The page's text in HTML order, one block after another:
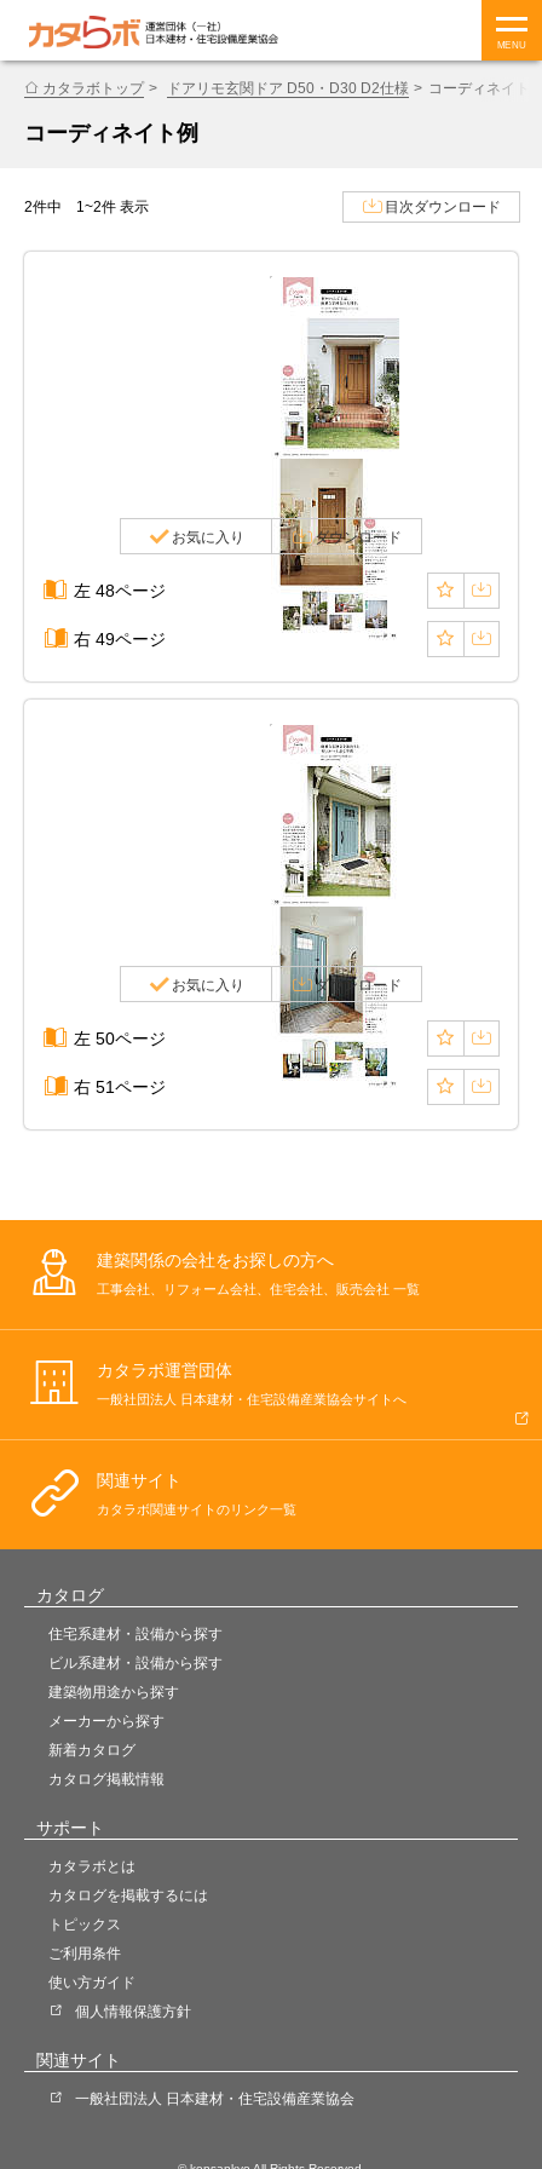
MENU
カタラボトップ ドアリモ玄関ドア D50・D30 D2仕様 コーディネイト
コーディネイト例
2件中 1~2件 表示 目次ダウンロード
お気に入り ダウンロード
左 48ページ
右 49ページ
お気に入り ダウンロード
左 50ページ
右 51ページ
建築関係の会社をお探しの方へ
工事会社、リフォーム会社、住宅会社、販売会社 一覧
カタラボ運営団体
一般社団法人 日本建材・住宅設備産業協会サイトへ
関連サイト
カタラボ関連サイトのリンク一覧
カタログ
住宅系建材・設備から探す
ビル系建材・設備から探す
建築物用途から探す
メーカーから探す
新着カタログ
カタログ掲載情報
サポート
カタラボとは
カタログを掲載するには
トピックス
ご利用条件
使い方ガイド
個人情報保護方針
関連サイト
一般社団法人 日本建材・住宅設備産業協会